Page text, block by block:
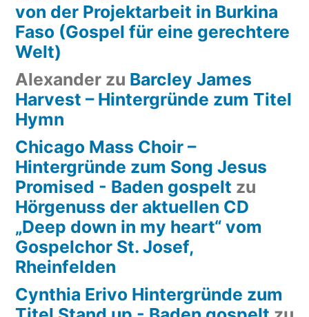
von der Projektarbeit in Burkina
Faso (Gospel für eine gerechtere
Welt)
Alexander zu Barcley James
Harvest – Hintergründe zum Titel
Hymn
Chicago Mass Choir –
Hintergründe zum Song Jesus
Promised - Baden gospelt zu
Hörgenuss der aktuellen CD
„Deep down in my heart“ vom
Gospelchor St. Josef,
Rheinfelden
Cynthia Erivo Hintergründe zum